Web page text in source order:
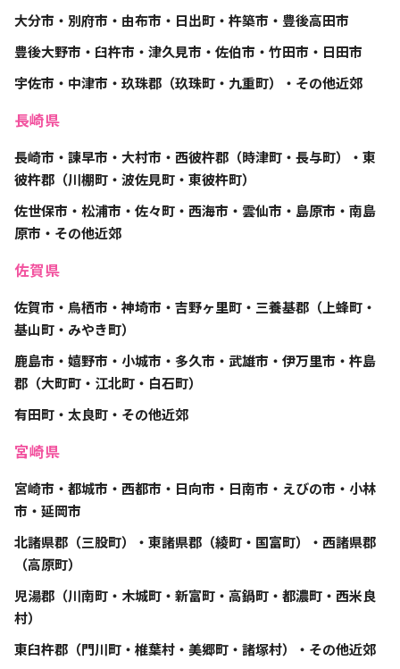
大分市・別府市・由布市・日出町・杵築市・豊後高田市
豊後大野市・臼杵市・津久見市・佐伯市・竹田市・日田市
宇佐市・中津市・玖珠郡（玖珠町・九重町）・その他近郊
長崎県
長崎市・諫早市・大村市・西彼杵郡（時津町・長与町）・東
彼杵郡（川棚町・波佐見町・東彼杵町）
佐世保市・松浦市・佐々町・西海市・雲仙市・島原市・南島
原市・その他近郊
佐賀県
佐賀市・鳥栖市・神埼市・吉野ヶ里町・三養基郡（上蜂町・
基山町・みやき町）
鹿島市・嬉野市・小城市・多久市・武雄市・伊万里市・杵島
郡（大町町・江北町・白石町）
有田町・太良町・その他近郊
宮崎県
宮崎市・都城市・西都市・日向市・日南市・えびの市・小林
市・延岡市
北諸県郡（三股町）・東諸県郡（綾町・国富町）・西諸県郡
（高原町）
児湯郡（川南町・木城町・新富町・高鍋町・都濃町・西米良
村）
東臼杵郡（門川町・椎葉村・美郷町・諸塚村）・その他近郊